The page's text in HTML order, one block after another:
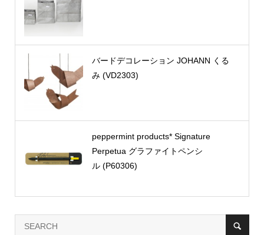
バードデコレーション JOHANN くる
み (VD2303)
peppermint products* Signature
Perpetua グラファイトペンシ
ル (P60306)